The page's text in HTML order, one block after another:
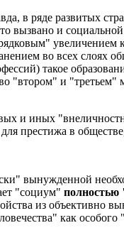
в ряде развитых
вызвано и
увеличением
во всех слоях
такое
"втором" и
и иных
престижа в
вынужденной
"социум" полностью
из объективно
как особого